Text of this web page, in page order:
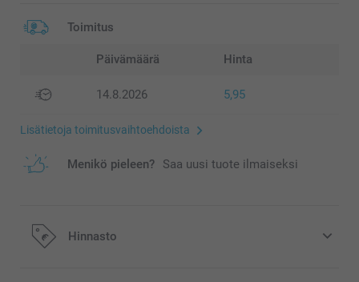
Toimitus
Päivämäärä Hinta
14.8.2026 5,95
Lisätietoja toimitusvaihtoehdoista
Menikö pieleen? Saa uusi tuote ilmaiseksi
Hinnasto